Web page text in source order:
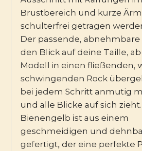
Brustbereich und kurze
schulterfrei getragen
Der passende,
den Blick auf deine Taille,
Modell in einen fließenden,
schwingenden Rock
bei jedem Schritt anmutig
und alle Blicke auf sich
Bienengelb ist aus einem
geschmeidigen und
gefertigt, der eine perfekte